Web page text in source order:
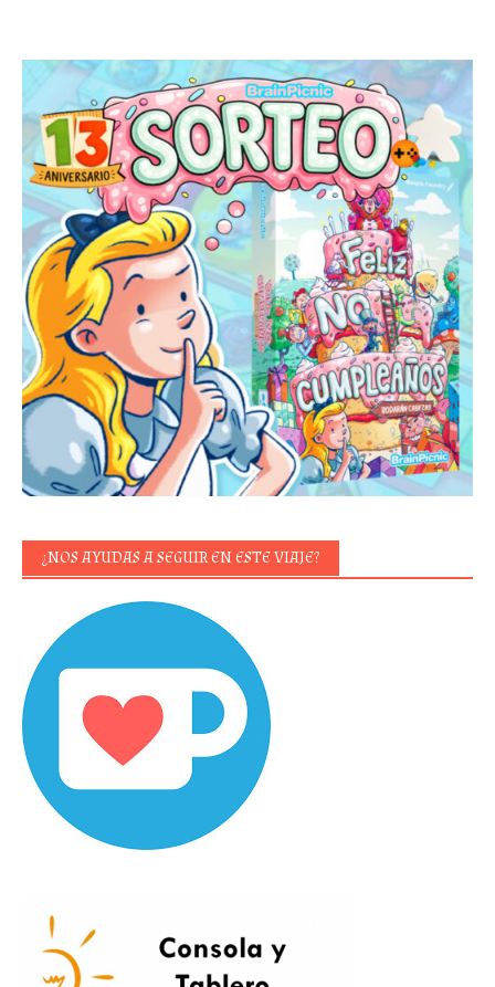
¿NOS AYUDAS A SEGUIR EN ESTE VIAJE?